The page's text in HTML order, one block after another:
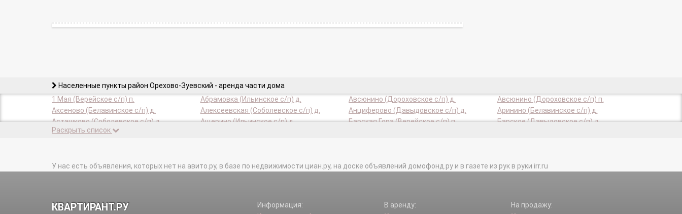
Населенные пункты район Орехово-Зуевский - аренда части дома
1 Мая (Верейское с/п) п.
Абрамовка (Ильинское с/п) д. Авсюнино (Дороховское с/п) д.
Авсюнино (Дороховское с/п) п.
Аксеново (Белавинское с/п) д.
Алексеевская (Соболевское с/п) д. Анциферово (Давыдовское с/п) д.
Аринино (Белавинское с/п) д.
Асташково (Соболевское с/п) д.
Ащерино (Ильинское с/п) д. Барская Гора (Верейское с/п) п.
Барское (Давыдовское с/п) д.
Барышово (Ильинское с/п) д.
Большое Кишнево (Горское с/п) д.
Ботагово (Ильинское с/п) д. Будьково (Верейское с/п) д.
Бяльково (Горское с/п) д.
Гора (Давыдовское с/п) д.
Горбачиха (Горское с/п) д. Грибчиха (Белавинское с/п) д. Гридино (Горское с/п) д.
Раскрыть список
У нас есть объявления, которых нет на авито.ру, в базе по недвижимости циан.ру, на доске объявлений домофонд.ру и в газете из рук в руки irr.ru
КВАРТИРАНТ.РУ
Информация:
В аренду: На продажу: